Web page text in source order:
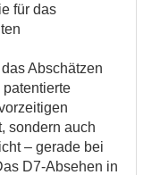
für das
Abschätzen
sondern auch
– gerade bei
D7-Absehen in